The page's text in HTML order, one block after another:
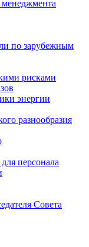
менеджмента
по зарубежным
рисками
энергии
разнообразия
персонала
Совета